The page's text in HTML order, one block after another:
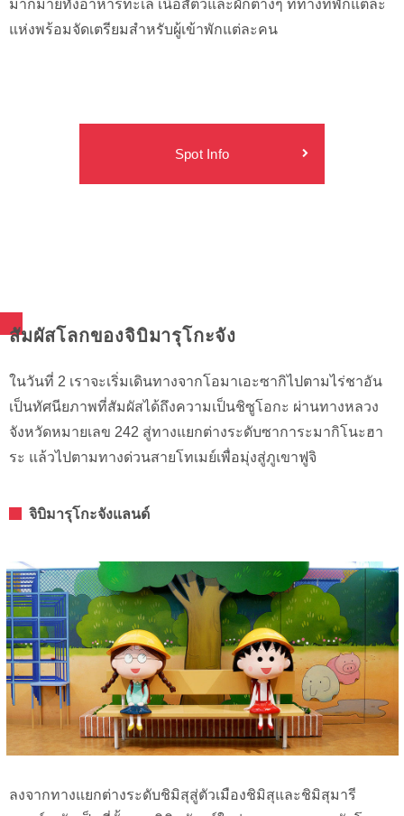
มากมายทั้งอาหารทะเล เนื้อสัตว์และผักต่างๆ ที่ทางที่พักแต่ละ
แห่งพร้อมจัดเตรียมสำหรับผู้เข้าพักแต่ละคน
Spot Info
สัมผัสโลกของจิบิมารุโกะจัง
ในวันที่ 2 เราจะเริ่มเดินทางจากโอมาเอะซากิไปตามไร่ชาอัน
เป็นทัศนียภาพที่สัมผัสได้ถึงความเป็นชิซูโอกะ ผ่านทางหลวง
จังหวัดหมายเลข 242 สู่ทางแยกต่างระดับซาการะมากิโนะฮา
ระ แล้วไปตามทางด่วนสายโทเมย์เพื่อมุ่งสู่ภูเขาฟูจิ
จิบิมารุโกะจังแลนด์
ลงจากทางแยกต่างระดับชิมิสุสู่ตัวเมืองชิมิสุและชิมิสุมารี